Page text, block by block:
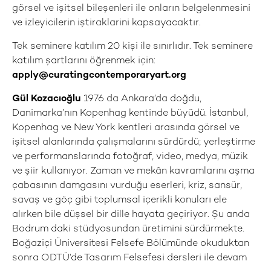
görsel ve işitsel bileşenleri ile onların belgelenmesini
ve izleyicilerin iştiraklarini kapsayacaktır.
Tek seminere katılım 20 kişi ile sınırlıdır. Tek seminere
katılım şartlarını öğrenmek için:
apply@curatingcontemporaryart.org
Gül Kozacıoğlu 1976 da Ankara’da doğdu,
Danimarka’nın Kopenhag kentinde büyüdü. İstanbul,
Kopenhag ve New York kentleri arasında görsel ve
işitsel alanlarında çalışmalarını sürdürdü; yerleştirme
ve performanslarında fotoğraf, video, medya, müzik
ve şiir kullanıyor. Zaman ve mekân kavramlarını aşma
çabasının damgasını vurduğu eserleri, kriz, sansür,
savaş ve göç gibi toplumsal içerikli konuları ele
alırken bile düşsel bir dille hayata geçiriyor. Şu anda
Bodrum daki stüdyosundan üretimini sürdürmekte.
Boğaziçi Üniversitesi Felsefe Bölümünde okuduktan
sonra ODTÜ’de Tasarım Felsefesi dersleri ile devam